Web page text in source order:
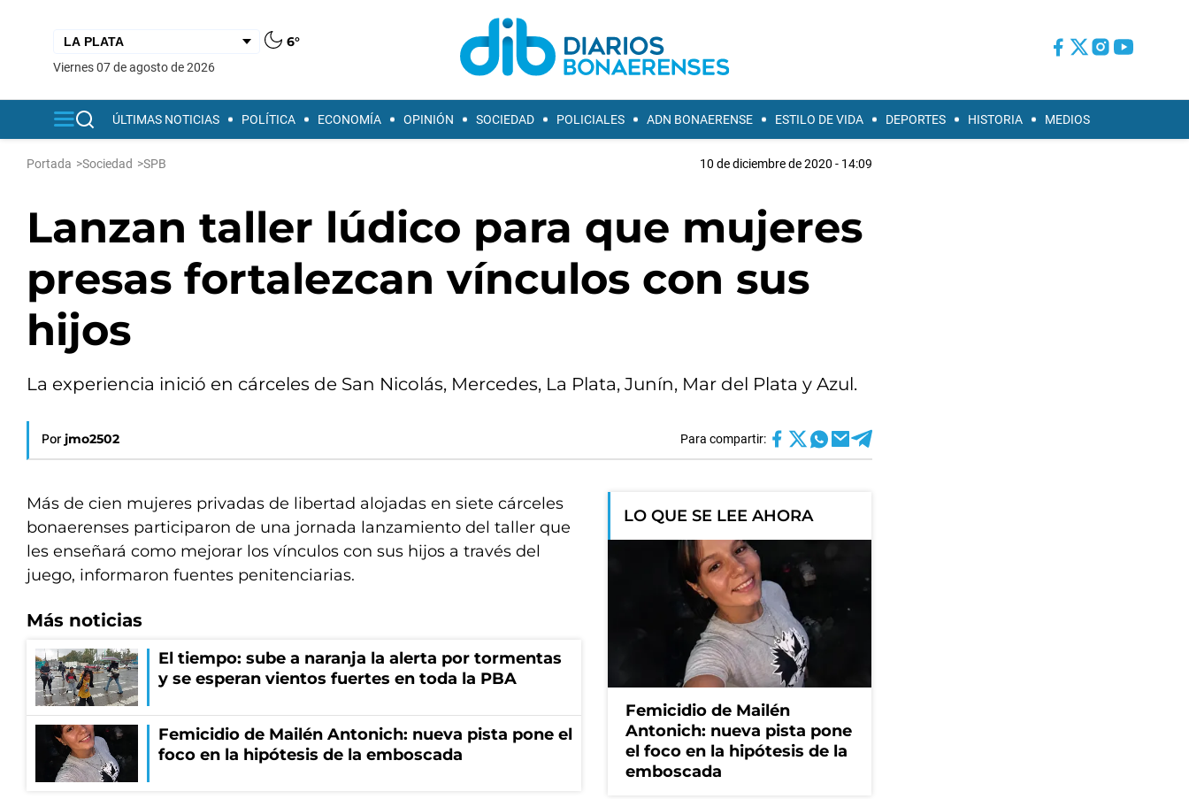
6°
viernes 07 de agosto de 2026
ÚLTIMAS NOTICIAS POLÍTICA ECONOMÍA OPINIÓN SOCIEDAD POLICIALES ADN BONAERENSE ESTILO DE VIDA DEPORTES HISTORIA MEDIOS
Portada >Sociedad >SPB 10 de diciembre de 2020 - 14:09
Lanzan taller lúdico para que mujeres
presas fortalezcan vínculos con sus
hijos
La experiencia inició en cárceles de San Nicolás, Mercedes, La Plata, Junín, Mar del Plata y Azul.
Por jmo2502 Para compartir:
Más de cien mujeres privadas de libertad alojadas en siete cárceles
bonaerenses participaron de una jornada lanzamiento del taller que
les enseñará como mejorar los vínculos con sus hijos a través del
juego, informaron fuentes penitenciarias.
Más noticias
El tiempo: sube a naranja la alerta por tormentas
y se esperan vientos fuertes en toda la PBA
Femicidio de Mailén Antonich: nueva pista pone el
foco en la hipótesis de la emboscada
LO QUE SE LEE AHORA
Femicidio de Mailén
Antonich: nueva pista pone
el foco en la hipótesis de la
emboscada